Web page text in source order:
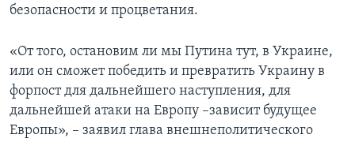
безопасности и процветания.
«От того, остановим ли мы Путина тут, в Украине,
или он сможет победить и превратить Украину в
форпост для дальнейшего наступления, для
дальнейшей атаки на Европу –зависит будущее
Европы», – заявил глава внешнеполитического